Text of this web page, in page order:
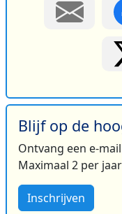
Blijf op de
Ontvang een e-
Maximaal 2 per
Inschrijven